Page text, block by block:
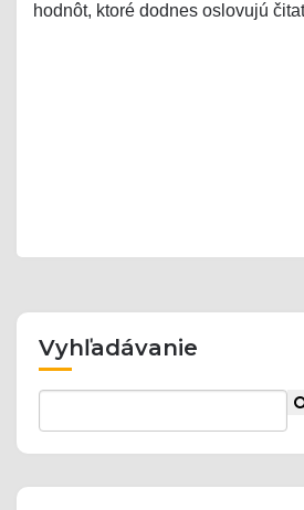
hodnôt, ktoré dodnes oslovujú
Vyhľadávanie